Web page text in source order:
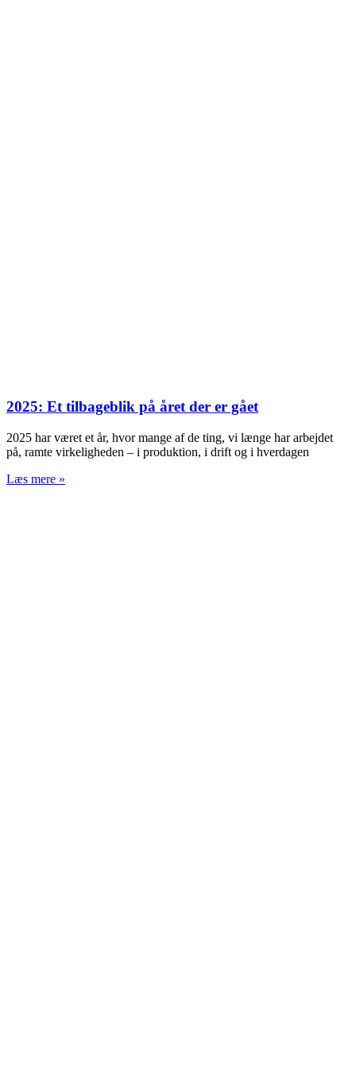
2025: Et tilbageblik på året der er gået
2025 har været et år, hvor mange af de ting, vi længe har arbejdet
på, ramte virkeligheden – i produktion, i drift og i hverdagen
Læs mere »